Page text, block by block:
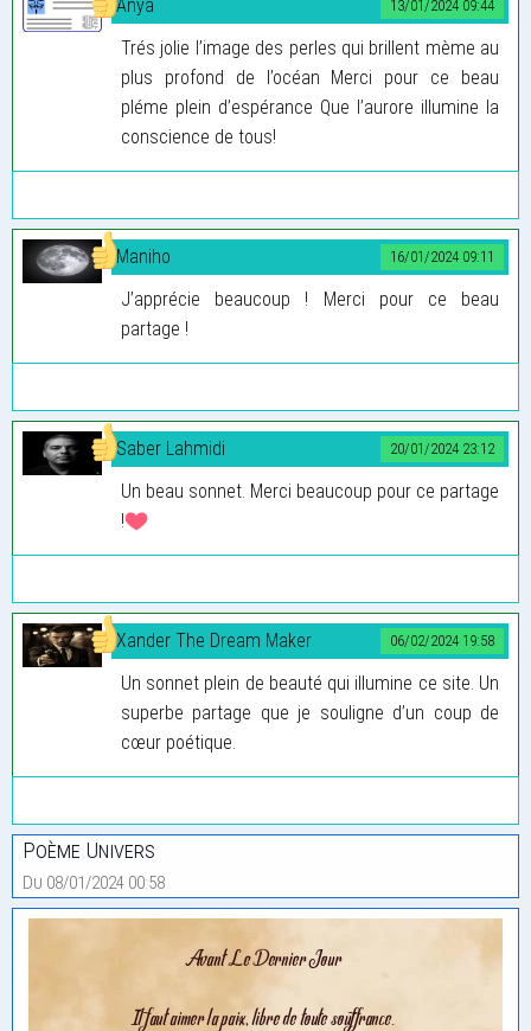
13/01/2024 09:44
Anya
Trés jolie l’image des perles qui brillent mème au
plus profond de l’océan Merci pour ce beau
pléme plein d’espérance Que l’aurore illumine la
conscience de tous!
16/01/2024 09:11
Maniho
J’apprécie beaucoup ! Merci pour ce beau
partage !
20/01/2024 23:12
Saber Lahmidi
Un beau sonnet. Merci beaucoup pour ce partage
!
06/02/2024 19:58
Xander The Dream Maker
Un sonnet plein de beauté qui illumine ce site. Un
superbe partage que je souligne d’un coup de
cœur poétique.
Poème Univers
Du 08/01/2024 00:58